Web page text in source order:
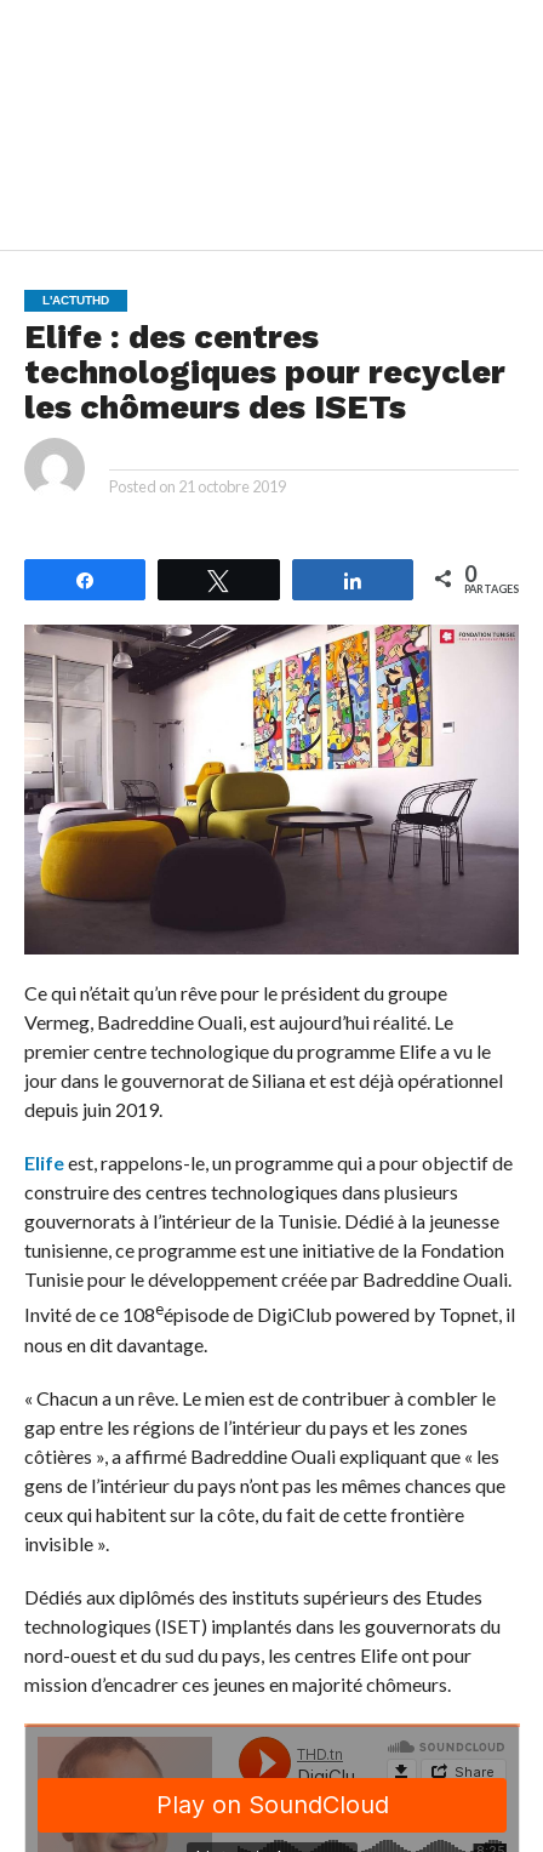
L'ACTUTHD
Elife : des centres
technologiques pour recycler
les chômeurs des ISETs
Posted on 21 octobre 2019
Partagez 0
PARTAGES
Ce qui n’était qu’un rêve pour le président du groupe
Vermeg, Badreddine Ouali, est aujourd’hui réalité. Le
premier centre technologique du programme Elife a vu le
jour dans le gouvernorat de Siliana et est déjà opérationnel
depuis juin 2019.
Elifeest, rappelons-le, un programme qui a pour objectif de
construire des centres technologiques dans plusieurs
gouvernorats à l’intérieur de la Tunisie. Dédié à la jeunesse
tunisienne, ce programme est une initiative de la Fondation
Tunisie pour le développement créée par Badreddine Ouali.
Invité de ce 108eépisode de DigiClub powered by Topnet, il
nous en dit davantage.
« Chacun a un rêve. Le mien est de contribuer à combler le
gap entre les régions de l’intérieur du pays et les zones
côtières », a affirmé Badreddine Ouali expliquant que « les
gens de l’intérieur du pays n’ont pas les mêmes chances que
ceux qui habitent sur la côte, du fait de cette frontière
invisible ».
Dédiés aux diplômés des instituts supérieurs des Etudes
technologiques (ISET) implantés dans les gouvernorats du
nord-ouest et du sud du pays, les centres Elife ont pour
mission d’encadrer ces jeunes en majorité chômeurs.